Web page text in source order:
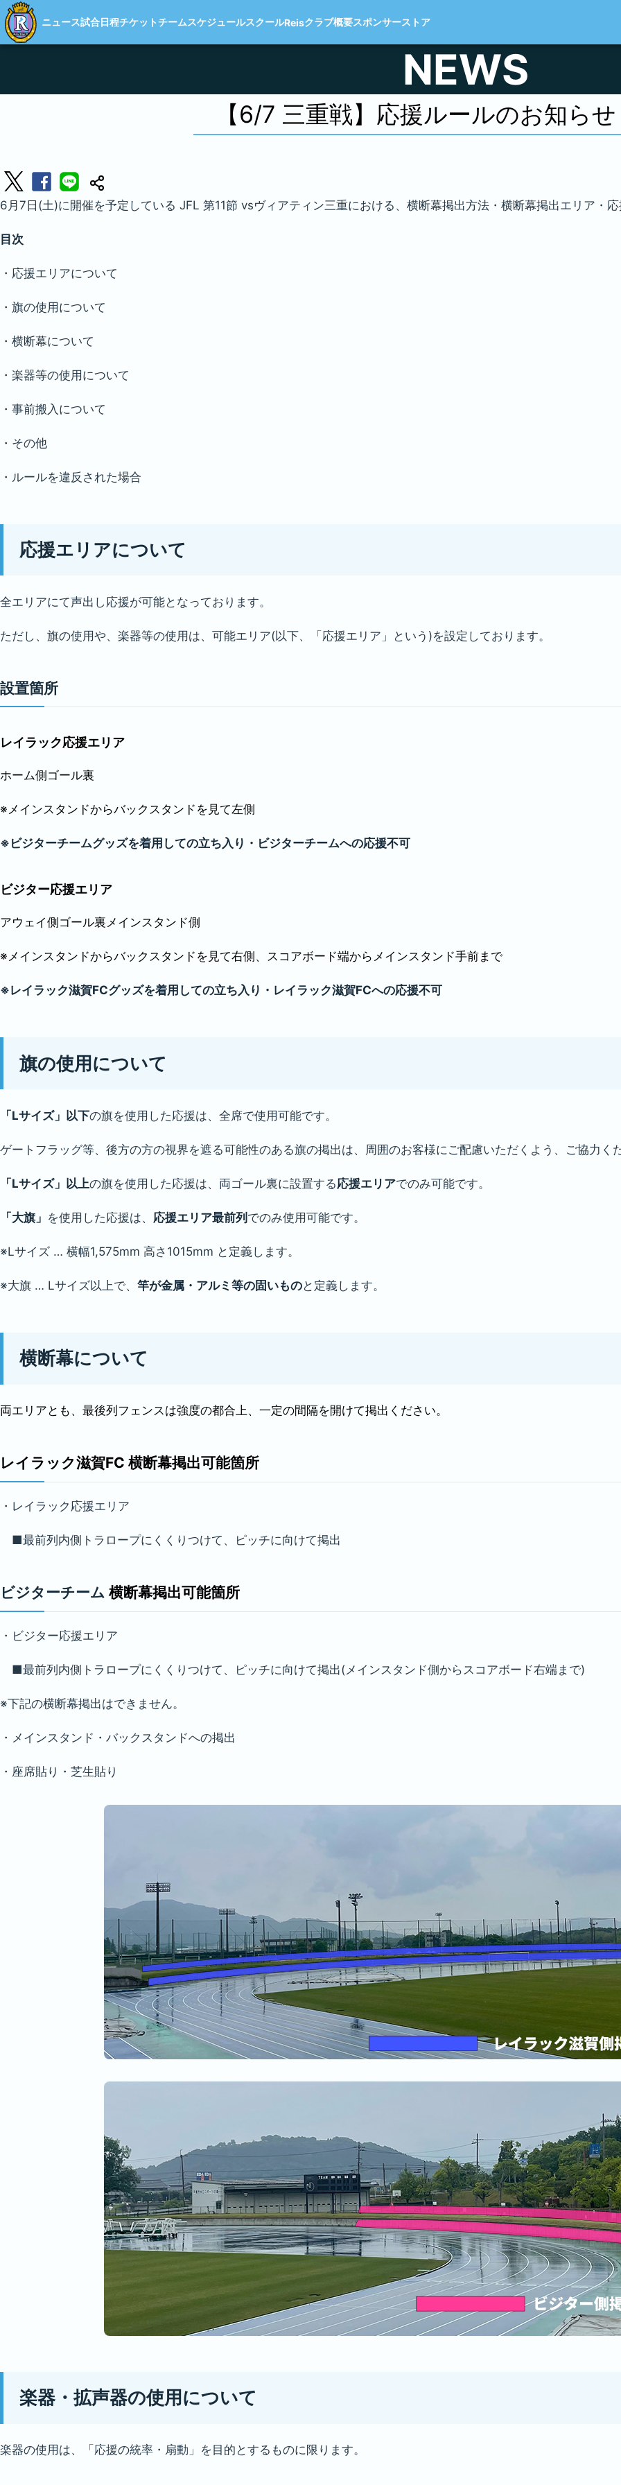
ニュース試合日程チケットチームスケジュールスクールReisクラブ概要スポンサーストア
NEWS
【6/7 三重戦】 応援ルールのお知らせ
6月7日(土)に開催を予定している JFL 第11節 vsヴィアティン三重における、横断幕掲出方法・横断幕掲出エリア・
目次
・応援エリアについて
・旗の使用について
・横断幕について
・楽器等の使用について
・事前搬入について
・その他
・ルールを違反された場合
応援エリアについて
全エリアにて声出し応援が可能となっております。
ただし、旗の使用や、楽器等の使用は、可能エリア(以下、「応援エリア」という)を設定しております。
設置箇所
レイラック応援エリア
ホーム側ゴール裏
※メインスタンドからバックスタンドを見て左側
※ビジターチームグッズを着用しての立ち入り・ビジターチームへの応援不可
ビジター応援エリア
アウェイ側ゴール裏メインスタンド側
※メインスタンドからバックスタンドを見て右側、スコアボード端からメインスタンド手前まで
※レイラック滋賀FCグッズを着用しての立ち入り・レイラック滋賀FCへの応援不可
旗の使用について
「Lサイズ」以下の旗を使用した応援は、全席で使用可能です。
ゲートフラッグ等、後方の方の視界を遮る可能性のある旗の掲出は、周囲のお客様にご配慮いただくよう、ご協力く
「Lサイズ」以上の旗を使用した応援は、両ゴール裏に設置する応援エリアでのみ可能です。
「大旗」 を使用した応援は、 応援エリア最前列 でのみ使用可能です。
※Lサイズ … 横幅1,575mm 高さ1015mm と定義します。
※大旗 … Lサイズ以上で、 竿が金属・アルミ等の固いものと定義します。
横断幕について
両エリアとも、最後列フェンスは強度の都合上、一定の間隔を開けて掲出ください。
レイラック滋賀FC 横断幕掲出可能箇所
・レイラック応援エリア
■最前列内側トラロープにくくりつけて、ピッチに向けて掲出
ビジターチーム 横断幕掲出可能箇所
・ビジター応援エリア
■最前列内側トラロープにくくりつけて、ピッチに向けて掲出(メインスタンド側からスコアボード右端まで)
※下記の横断幕掲出はできません。
・メインスタンド・バックスタンドへの掲出
・座席貼り・芝生貼り
楽器・拡声器の使用について
楽器の使用は、「応援の統率・扇動」を目的とするものに限ります。